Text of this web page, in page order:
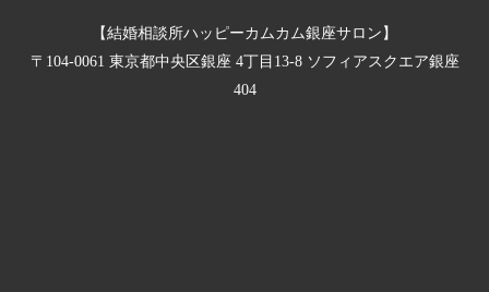
【結婚相談所ハッピーカムカム銀座サロン】
〒104-0061 東京都中央区銀座 4丁目13-8 ソフィアスクエア銀座
404